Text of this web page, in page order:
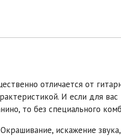
отличается от
И если для
то без специального
искажение